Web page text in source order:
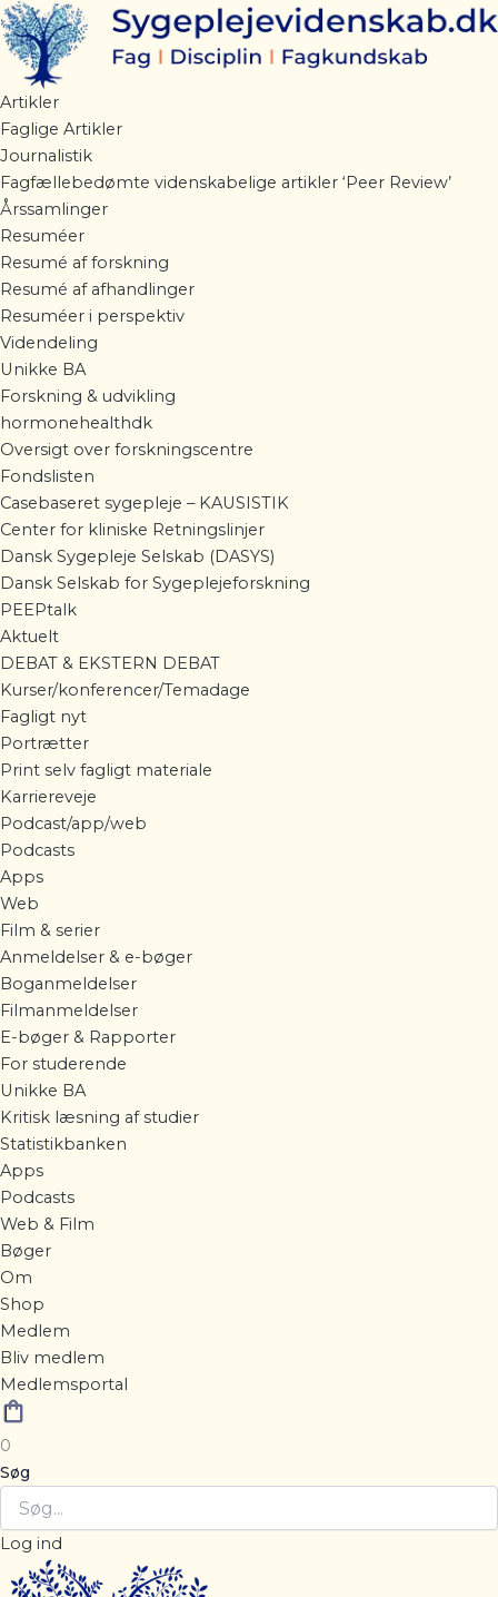
Gå
til
indholdet
Artikler
Faglige Artikler
Journalistik
Fagfællebedømte videnskabelige artikler ‘Peer Review’
Årssamlinger
Resuméer
Resumé af forskning
Resumé af afhandlinger
Resuméer i perspektiv
Videndeling
Unikke BA
Forskning & udvikling
hormonehealthdk
Oversigt over forskningscentre
Fondslisten
Casebaseret sygepleje – KAUSISTIK
Center for kliniske Retningslinjer
Dansk Sygepleje Selskab (DASYS)
Dansk Selskab for Sygeplejeforskning
PEEPtalk
Aktuelt
DEBAT & EKSTERN DEBAT
Kurser/konferencer/Temadage
Fagligt nyt
Portrætter
Print selv fagligt materiale
Karriereveje
Podcast/app/web
Podcasts
Apps
Web
Film & serier
Anmeldelser & e-bøger
Boganmeldelser
Filmanmeldelser
E-bøger & Rapporter
For studerende
Unikke BA
Kritisk læsning af studier
Statistikbanken
Apps
Podcasts
Web & Film
Bøger
Om
Shop
Medlem
Bliv medlem
Medlemsportal
0
Søg
Log ind